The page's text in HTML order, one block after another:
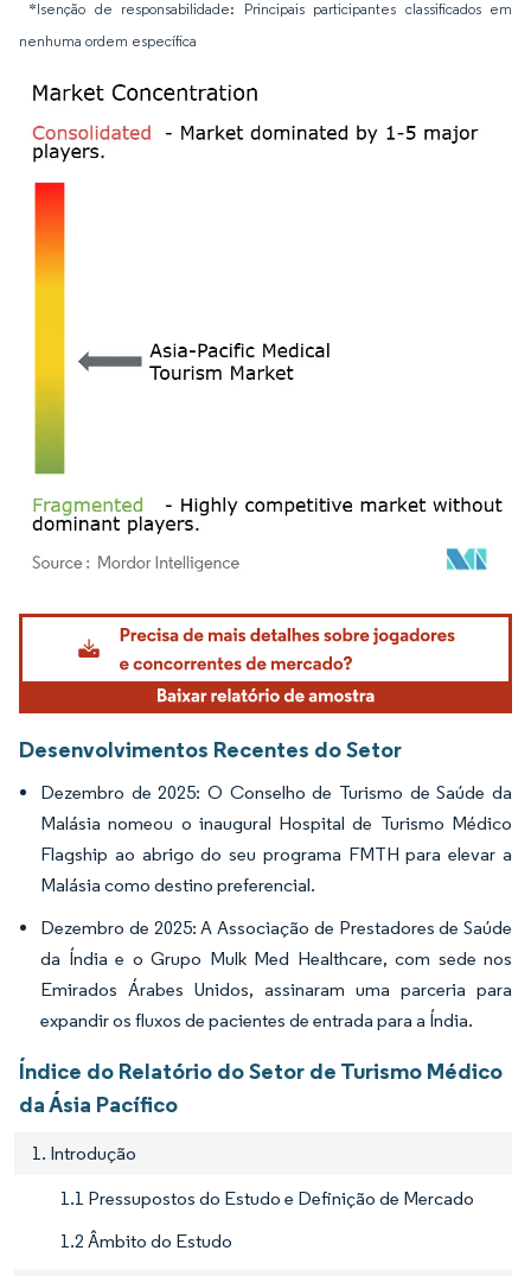
*Isenção de responsabilidade: Principais participantes classificados em
nenhuma ordem específica
Imagem © Mordor Intelligence. O reuso requer atribuição conforme CC BY 4.0.
Desenvolvimentos Recentes do Setor
Dezembro de 2025: O Conselho de Turismo de Saúde da
Malásia nomeou o inaugural Hospital de Turismo Médico
Flagship ao abrigo do seu programa FMTH para elevar a
Malásia como destino preferencial.
Dezembro de 2025: A Associação de Prestadores de Saúde
da Índia e o Grupo Mulk Med Healthcare, com sede nos
Emirados Árabes Unidos, assinaram uma parceria para
expandir os fluxos de pacientes de entrada para a Índia.
Índice do Relatório do Setor de Turismo Médico
da Ásia Pacífico
1. Introdução
1.1 Pressupostos do Estudo e Definição de Mercado
1.2 Âmbito do Estudo